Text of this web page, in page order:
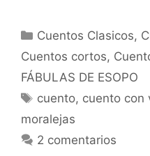
Categorías
Cuentos Clasicos,
Cuentos cortos,
FÁBULAS DE ESOPO
Etiquetas
cuento, cuento con
moralejas
2 comentarios